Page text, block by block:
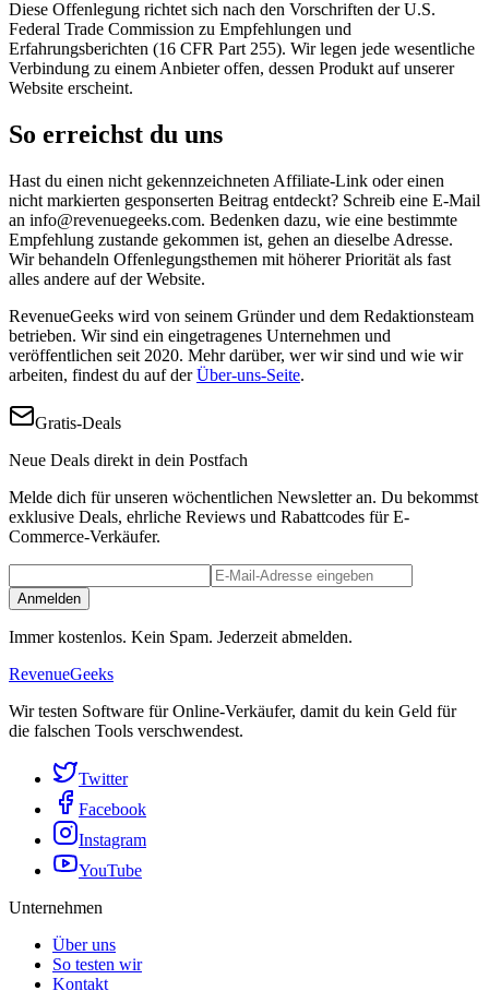
Diese Offenlegung richtet sich nach den Vorschriften der U.S.
Federal Trade Commission zu Empfehlungen und
Erfahrungsberichten (16 CFR Part 255). Wir legen jede wesentliche
Verbindung zu einem Anbieter offen, dessen Produkt auf unserer
Website erscheint.
So erreichst du uns
Hast du einen nicht gekennzeichneten Affiliate-Link oder einen
nicht markierten gesponserten Beitrag entdeckt? Schreib eine E-Mail
an info@revenuegeeks.com. Bedenken dazu, wie eine bestimmte
Empfehlung zustande gekommen ist, gehen an dieselbe Adresse.
Wir behandeln Offenlegungsthemen mit höherer Priorität als fast
alles andere auf der Website.
RevenueGeeks wird von seinem Gründer und dem Redaktionsteam
betrieben. Wir sind ein eingetragenes Unternehmen und
veröffentlichen seit 2020. Mehr darüber, wer wir sind und wie wir
arbeiten, findest du auf derÜber-uns-Seite.
Gratis-Deals
Neue Deals direkt in dein Postfach
Melde dich für unseren wöchentlichen Newsletter an. Du bekommst
exklusive Deals, ehrliche Reviews und Rabattcodes für E-
Commerce-Verkäufer.
Anmelden
Immer kostenlos. Kein Spam. Jederzeit abmelden.
RevenueGeeks
Wir testen Software für Online-Verkäufer, damit du kein Geld für
die falschen Tools verschwendest.
Twitter
Facebook
Instagram
YouTube
Unternehmen
Über uns
So testen wir
Kontakt